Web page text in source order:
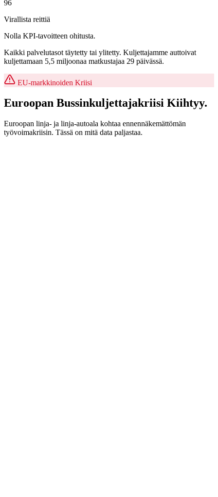
96
Virallista reittiä
Nolla KPI-tavoitteen ohitusta.
Kaikki palvelutasot täytetty tai ylitetty. Kuljettajamme auttoivat
kuljettamaan 5,5 miljoonaa matkustajaa 29 päivässä.
EU-markkinoiden Kriisi
Euroopan Bussinkuljettajakriisi Kiihtyy.
Euroopan linja- ja linja-autoala kohtaa ennennäkemättömän
työvoimakriisin. Tässä on mitä data paljastaa.